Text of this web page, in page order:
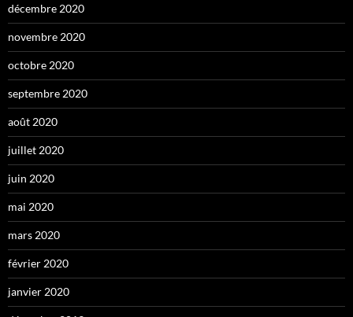
décembre 2020
novembre 2020
octobre 2020
septembre 2020
août 2020
juillet 2020
juin 2020
mai 2020
mars 2020
février 2020
janvier 2020